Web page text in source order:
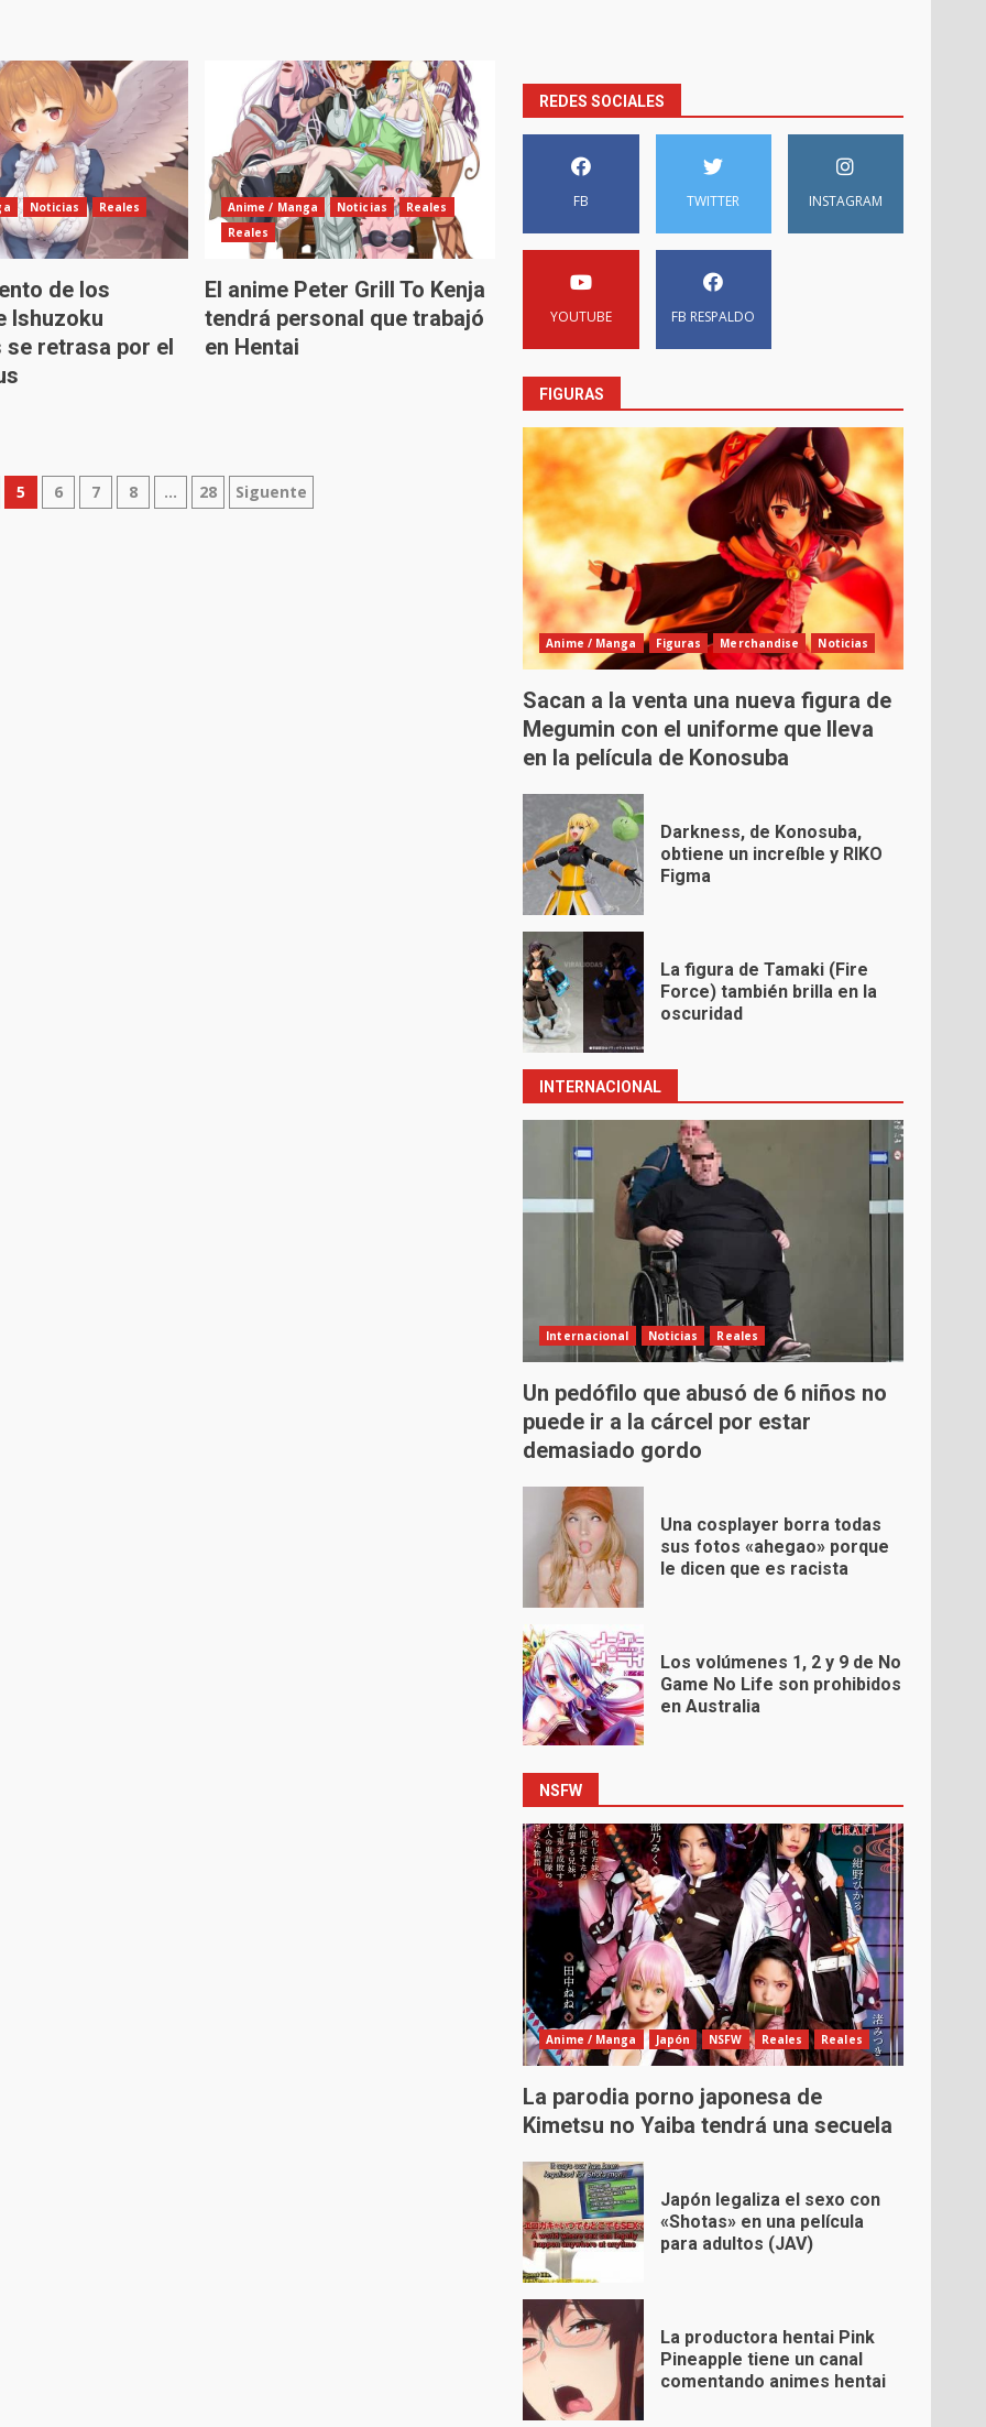
Noticias
Reales
de los
Ishuzoku
se retrasa por el
Anime / Manga Noticias
Reales
Reales
El anime Peter Grill To Kenja
tendrá personal que trabajó
en Hentai
5 6 7 8 … 28 Siguente
REDES SOCIALES
FB TWITTER INSTAGRAM
YOUTUBE FB RESPALDO
FIGURAS
Anime / Manga Figuras Merchandise Noticias
Sacan a la venta una nueva figura de
Megumin con el uniforme que lleva
en la película de Konosuba
Darkness, de Konosuba,
obtiene un increíble y RIKO
Figma
La figura de Tamaki (Fire
Force) también brilla en la
oscuridad
INTERNACIONAL
Internacional Noticias Reales
Un pedófilo que abusó de 6 niños no
puede ir a la cárcel por estar
demasiado gordo
Una cosplayer borra todas
sus fotos «ahegao» porque
le dicen que es racista
Los volúmenes 1, 2 y 9 de No
Game No Life son prohibidos
en Australia
NSFW
Anime / Manga Japón NSFW Reales Reales
La parodia porno japonesa de
Kimetsu no Yaiba tendrá una secuela
Japón legaliza el sexo con
«Shotas» en una película
para adultos (JAV)
La productora hentai Pink
Pineapple tiene un canal
comentando animes hentai